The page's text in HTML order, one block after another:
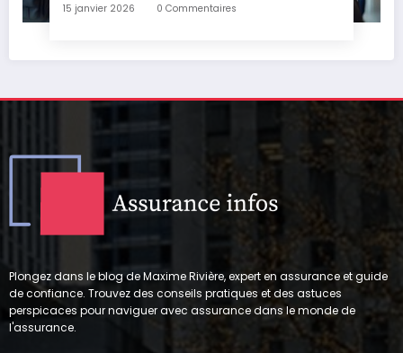
15 janvier 2026 0 Commentaires
Plongez dans le blog de Maxime Rivière, expert en assurance et guide
de confiance. Trouvez des conseils pratiques et des astuces
perspicaces pour naviguer avec assurance dans le monde de
l'assurance.